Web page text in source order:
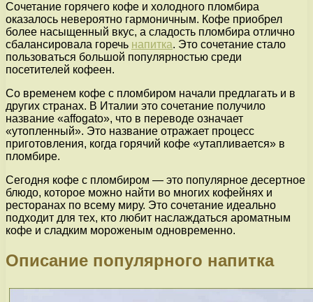
Сочетание горячего кофе и холодного пломбира
оказалось невероятно гармоничным. Кофе приобрел
более насыщенный вкус, а сладость пломбира отлично
сбалансировала горечь напитка. Это сочетание стало
пользоваться большой популярностью среди
посетителей кофеен.
Со временем кофе с пломбиром начали предлагать и в
других странах. В Италии это сочетание получило
название «affogato», что в переводе означает
«утопленный». Это название отражает процесс
приготовления, когда горячий кофе «утапливается» в
пломбире.
Сегодня кофе с пломбиром — это популярное десертное
блюдо, которое можно найти во многих кофейнях и
ресторанах по всему миру. Это сочетание идеально
подходит для тех, кто любит наслаждаться ароматным
кофе и сладким мороженым одновременно.
Описание популярного напитка